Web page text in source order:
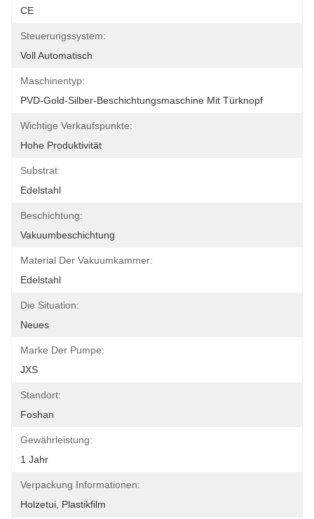
CE
Steuerungssystem:
Voll Automatisch
Maschinentyp:
PVD-Gold-Silber-Beschichtungsmaschine Mit Türknopf
Wichtige Verkaufspunkte:
Hohe Produktivität
Substrat:
Edelstahl
Beschichtung:
Vakuumbeschichtung
Material Der Vakuumkammer:
Edelstahl
Die Situation:
Neues
Marke Der Pumpe:
JXS
Standort:
Foshan
Gewährleistung:
1 Jahr
Verpackung Informationen:
Holzetui, Plastikfilm